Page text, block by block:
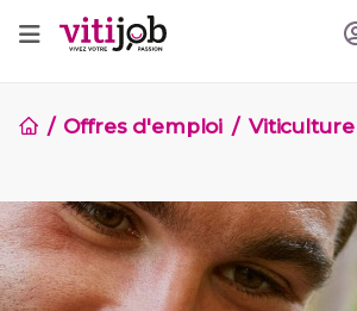
Offres d'emploi Viticulture